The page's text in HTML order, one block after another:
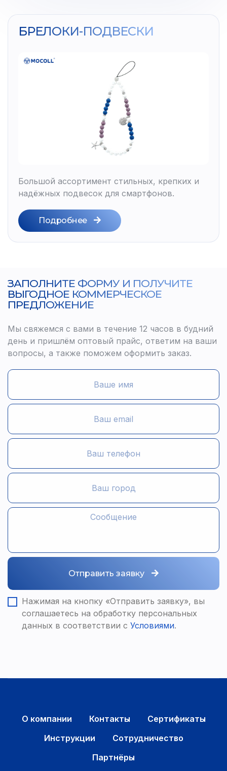
БРЕЛОКИ-ПОДВЕСКИ
Большой ассортимент стильных, крепких и
надёжных подвесок для смартфонов.
Подробнее
ЗАПОЛНИТЕ ФОРМУ И ПОЛУЧИТЕ
ВЫГОДНОЕ КОММЕРЧЕСКОЕ
ПРЕДЛОЖЕНИЕ
Мы свяжемся с вами в течение 12 часов в будний
день и пришлём оптовый прайс, ответим на ваши
вопросы, а также поможем оформить заказ.
Нажимая на кнопку «Отправить заявку», вы
соглашаетесь на обработку персональных
данных в соответствии с Условиями.
Отправить заявку
О компании Контакты
Сертификаты
Инструкции
Сотрудничество
Партнёры